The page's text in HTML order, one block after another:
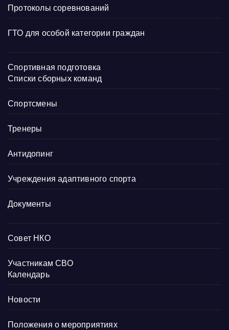
Протоколы соревнований
ГТО для особой категории граждан
Спортивная подготовка
Списки сборных команд
Спортсмены
Тренеры
Антидопинг
Учреждения адаптивного спорта
Документы
Совет НКО
Участникам СВО
Календарь
Новости
Положения о мероприятиях